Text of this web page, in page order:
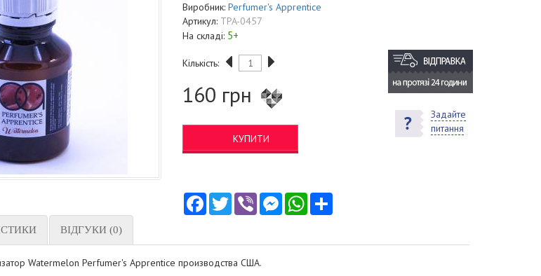
Виробник:Perfumer's Apprentice
Артикул: TPA-0457
На складі: 5+
Кількість:
160 грн
КУПИТИ
Задайте
питання
FacebookTwitterViber MessengerWhatsApp
ВІДГУКИ (0)
Watermelon Perfumer's Apprentice производства США.